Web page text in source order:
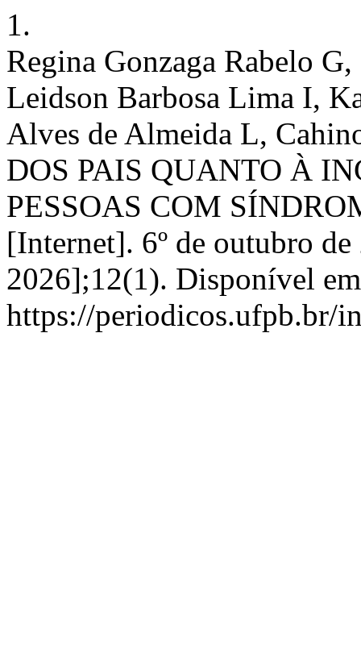
1.
Regina Gonzaga Rabelo
Leidson Barbosa Lima I,
Alves de Almeida L,
DOS PAIS QUANTO À
PESSOAS COM
[Internet]. 6º de outubro
2026];12(1). Disponível
https://periodicos.ufpb.br/